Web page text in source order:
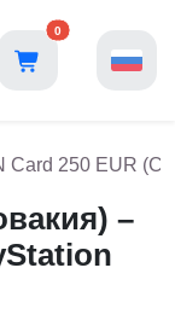
0
Card 250 EUR
–